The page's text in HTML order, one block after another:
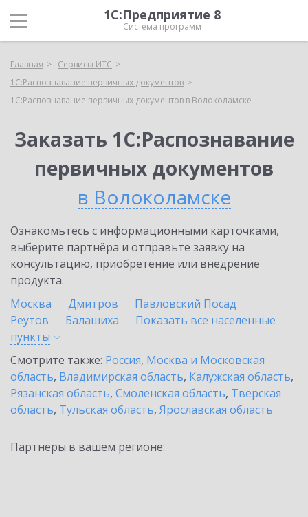
1С:Предприятие 8
Система программ
Главная
Сервисы ИТС
1С:Распознавание первичных документов
1С:Распознавание первичных документов в Волоколамске
Заказать 1С:Распознавание
первичных документов
в Волоколамске
Ознакомьтесь с информационными карточками,
выберите партнёра и отправьте заявку на
консультацию, приобретение или внедрение
продукта.
Москва
Дмитров
Павловский Посад
Реутов
Балашиха
Показать все населенные
пункты
Смотрите также: Россия, Москва и Московская
область, Владимирская область, Калужская область,
Рязанская область, Смоленская область, Тверская
область, Тульская область, Ярославская область
Партнеры в вашем регионе: